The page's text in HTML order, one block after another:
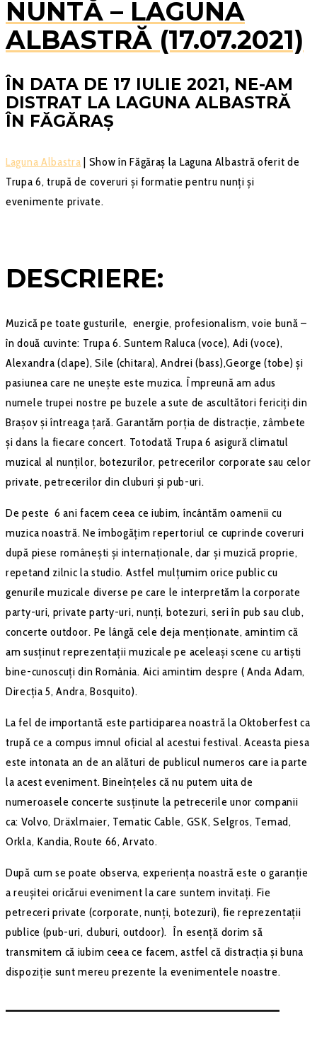
NUNTĂ – LAGUNA
ALBASTRĂ (17.07.2021)
ÎN DATA DE 17 IULIE 2021, NE-AM
DISTRAT LA LAGUNA ALBASTRĂ
ÎN FĂGĂRAŞ
Laguna Albastra | Show în Făgăraş la Laguna Albastră oferit de
Trupa 6, trupă de coveruri şi formatie pentru nunţi şi
evenimente private.
DESCRIERE:
Muzică pe toate gusturile, energie, profesionalism, voie bună –
în două cuvinte: Trupa 6. Suntem Raluca (voce), Adi (voce),
Alexandra (clape), Sile (chitara), Andrei (bass),George (tobe) și
pasiunea care ne unește este muzica. Împreună am adus
numele trupei nostre pe buzele a sute de ascultători fericiți din
Brașov și întreaga țară. Garantăm porția de distracție, zâmbete
și dans la fiecare concert. Totodată Trupa 6 asigură climatul
muzical al nunților, botezurilor, petrecerilor corporate sau celor
private, petrecerilor din cluburi și pub-uri.
De peste 6 ani facem ceea ce iubim, încântăm oamenii cu
muzica noastră. Ne îmbogățim repertoriul ce cuprinde coveruri
după piese românești și internaționale, dar și muzică proprie,
repetand zilnic la studio. Astfel mulțumim orice public cu
genurile muzicale diverse pe care le interpretăm la corporate
party-uri, private party-uri, nunți, botezuri, seri în pub sau club,
concerte outdoor. Pe lângă cele deja menționate, amintim că
am susținut reprezentații muzicale pe aceleași scene cu artiști
bine-cunoscuți din România. Aici amintim despre ( Anda Adam,
Direcția 5, Andra, Bosquito).
La fel de importantă este participarea noastră la Oktoberfest ca
trupă ce a compus imnul oficial al acestui festival. Aceasta piesa
este intonata an de an alături de publicul numeros care ia parte
la acest eveniment. Bineînțeles că nu putem uita de
numeroasele concerte susținute la petrecerile unor companii
ca: Volvo, Dräxlmaier, Tematic Cable, GSK, Selgros, Temad,
Orkla, Kandia, Route 66, Arvato.
După cum se poate observa, experiența noastră este o garanție
a reușitei oricărui eveniment la care suntem invitați. Fie
petreceri private (corporate, nunți, botezuri), fie reprezentații
publice (pub-uri, cluburi, outdoor). În esență dorim să
transmitem că iubim ceea ce facem, astfel că distracția și buna
dispoziție sunt mereu prezente la evenimentele noastre.
–––––––––––––––––––––––––––––––––––––––––––